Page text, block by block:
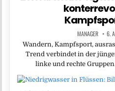
MANAGER 6.
Wandern, Kampfsport,
Trend verbindet in der
linke und rechte